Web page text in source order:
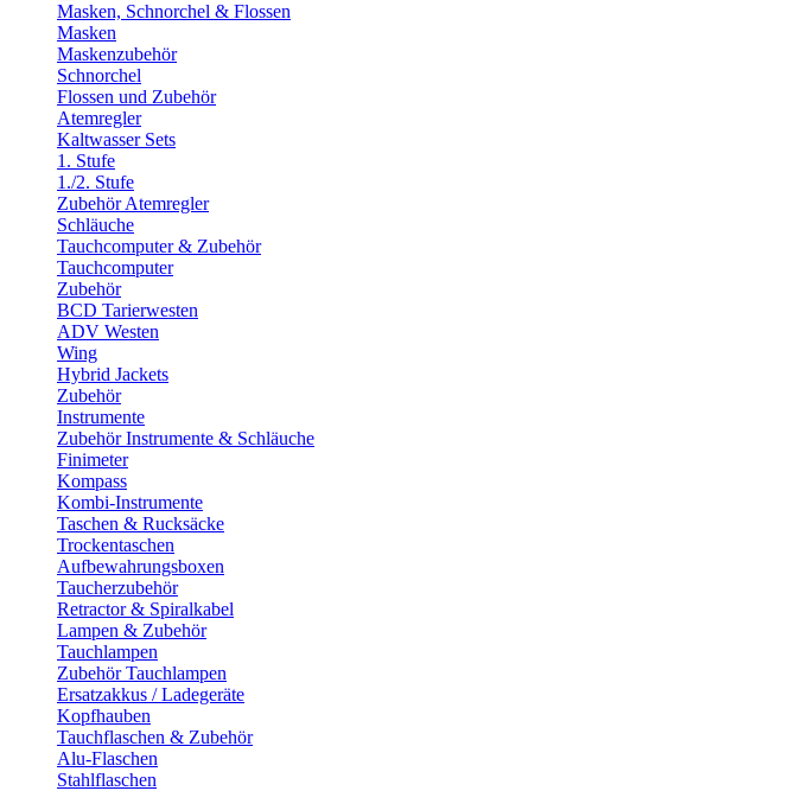
Masken, Schnorchel & Flossen
Masken
Maskenzubehör
Schnorchel
Flossen und Zubehör
Atemregler
Kaltwasser Sets
1. Stufe
1./2. Stufe
Zubehör Atemregler
Schläuche
Tauchcomputer & Zubehör
Tauchcomputer
Zubehör
BCD Tarierwesten
ADV Westen
Wing
Hybrid Jackets
Zubehör
Instrumente
Zubehör Instrumente & Schläuche
Finimeter
Kompass
Kombi-Instrumente
Taschen & Rucksäcke
Trockentaschen
Aufbewahrungsboxen
Taucherzubehör
Retractor & Spiralkabel
Lampen & Zubehör
Tauchlampen
Zubehör Tauchlampen
Ersatzakkus / Ladegeräte
Kopfhauben
Tauchflaschen & Zubehör
Alu-Flaschen
Stahlflaschen